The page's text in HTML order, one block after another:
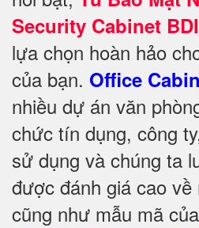
Security Cabinet
lựa chọn hoàn hảo
của bạn. Office
nhiều dự án văn
chức tín dụng, công
sử dụng và chúng ta
được đánh giá cao
cũng như mẫu mã